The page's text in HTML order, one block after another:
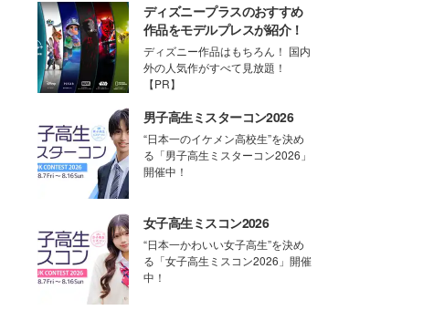
ディズニープラスのおすすめ
作品をモデルプレスが紹介！
ディズニー作品はもちろん！ 国内
外の人気作がすべて見放題！
【PR】
男子高生ミスターコン2026
“日本一のイケメン高校生”を決め
る「男子高生ミスターコン2026」
開催中！
女子高生ミスコン2026
“日本一かわいい女子高生”を決め
る「女子高生ミスコン2026」開催
中！